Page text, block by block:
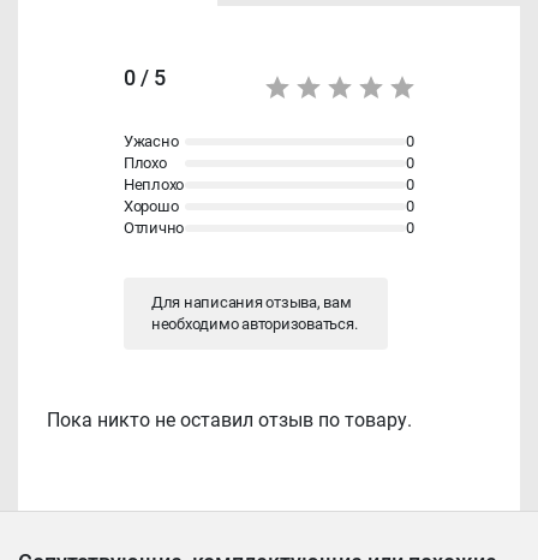
Пока никто не оставил отзыв по товару.
0 / 5
Ужасно
0
Плохо
0
Неплохо
0
Хорошо
0
Отлично
0
Для написания отзыва, вам
необходимоавторизоваться.